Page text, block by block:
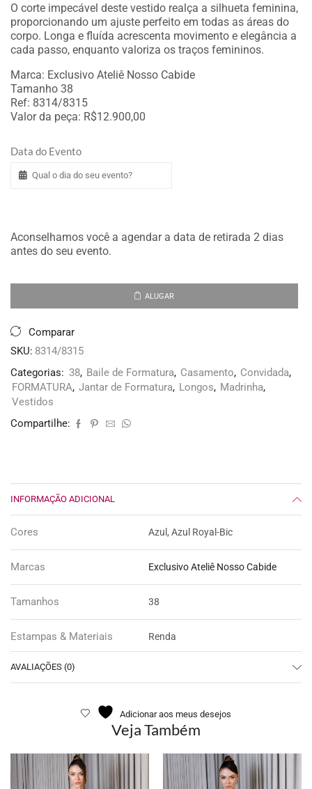
O corte impecável deste vestido realça a silhueta feminina,
proporcionando um ajuste perfeito em todas as áreas do
corpo. Longa e fluída acrescenta movimento e elegância a
cada passo, enquanto valoriza os traços femininos.
Marca: Exclusivo Ateliê Nosso Cabide
Tamanho 38
Ref: 8314/8315
Valor da peça: R$12.900,00
Data do Evento
Aconselhamos você a agendar a data de retirada 2 dias
antes do seu evento.
ALUGAR
Comparar
SKU: 8314/8315
Categorias: 38, Baile de Formatura, Casamento, Convidada,
FORMATURA, Jantar de Formatura, Longos, Madrinha,
Vestidos
Compartilhe:
INFORMAÇÃO ADICIONAL
Cores Azul, Azul Royal-Bic
Marcas Exclusivo Ateliê Nosso Cabide
Tamanhos 38
Estampas & Materiais Renda
AVALIAÇÕES (0)
Adicionar aos meus desejos
Veja Também